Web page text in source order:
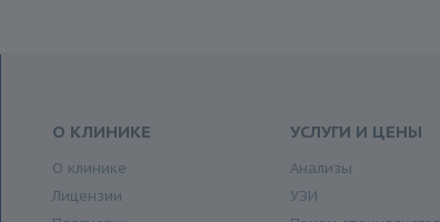
О КЛИНИКЕ
О клинике
Лицензии
УСЛУГИ И ЦЕНЫ
Анализы
УЗИ